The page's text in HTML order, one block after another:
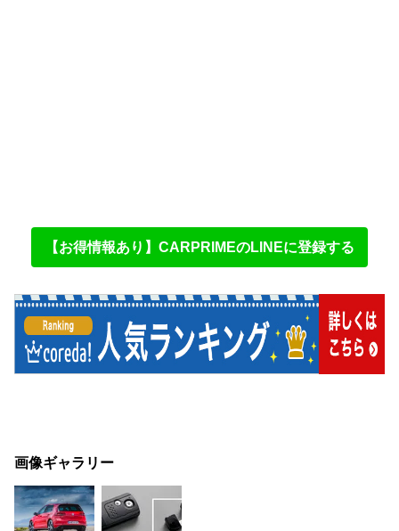
【お得情報あり】CARPRIMEのLINEに登録する
画像ギャラリー